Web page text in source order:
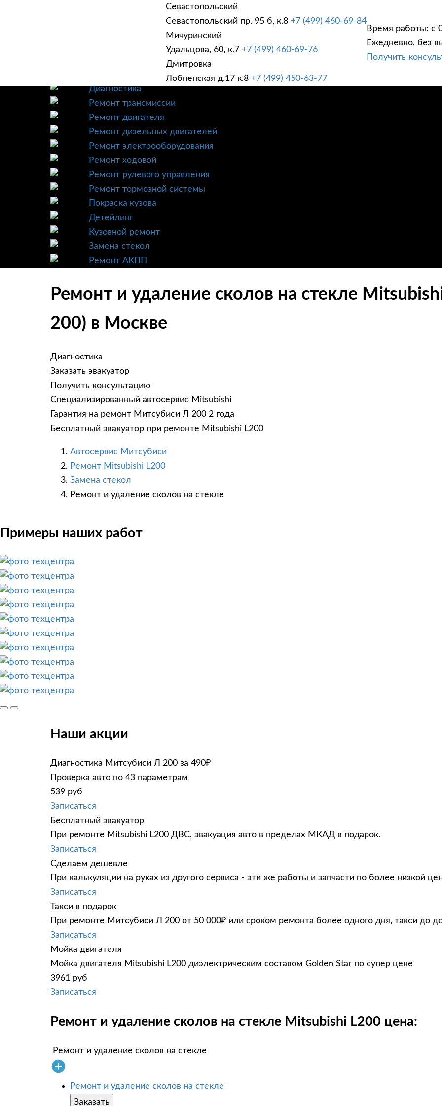
Севастопольский
Севастопольский пр. 95 б, к.8 +7 (499) 460-69-84
Мичуринский
Удальцова, 60, к.7 +7 (499) 460-69-76
Дмитровка
Лобненская д.17 к.8 +7 (499) 450-63-77
Время работы: с
Ежедневно, без
Получить
УСЛУГИ
Техническое обслуживание
Диагностика
Ремонт трансмиссии
Ремонт двигателя
Ремонт дизельных двигателей
Ремонт электрооборудования
Ремонт ходовой
Ремонт рулевого управления
Ремонт тормозной системы
Покраска кузова
Детейлинг
Кузовной ремонт
Замена стекол
Ремонт АКПП
Ремонт и удаление сколов на стекле
200) в Москве
Диагностика
Заказать эвакуатор
Получить консультацию
Специализированный автосервис Mitsubishi
Гарантия на ремонт Митсубиси Л 200 2 года
Бесплатный эвакуатор при ремонте Mitsubishi L200
Автосервис Митсубиси
Ремонт Mitsubishi L200
Замена стекол
Ремонт и удаление сколов на стекле
Примеры наших работ
Наши акции
Диагностика Митсубиси Л 200 за 490₽
Проверка авто по 43 параметрам
539 руб
Записаться
Бесплатный эвакуатор
При ремонте Mitsubishi L200 ДВС, эвакуация авто в пределах МКАД в подарок.
Записаться
Сделаем дешевле
При калькуляции на руках из другого сервиса - эти же работы и запчасти по более низкой
Записаться
Такси в подарок
При ремонте Митсубиси Л 200 от 50 000₽ или сроком ремонта более одного дня, такси до
Записаться
Мойка двигателя
Мойка двигателя Mitsubishi L200 диэлектрическим составом Golden Star по супер цене
3961 руб
Записаться
Ремонт и удаление сколов на стекле Mitsubishi L200 цена:
Ремонт и удаление сколов на стекле
Ремонт и удаление сколов на стекле
Заказать